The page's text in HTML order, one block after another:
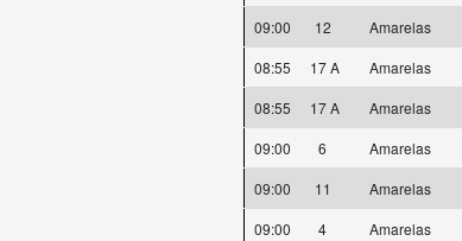
09:00
12 Amarelas
08:55
17 A Amarelas
08:55
17 A Amarelas
09:00
6 Amarelas
09:00
11 Amarelas
09:00
4 Amarelas